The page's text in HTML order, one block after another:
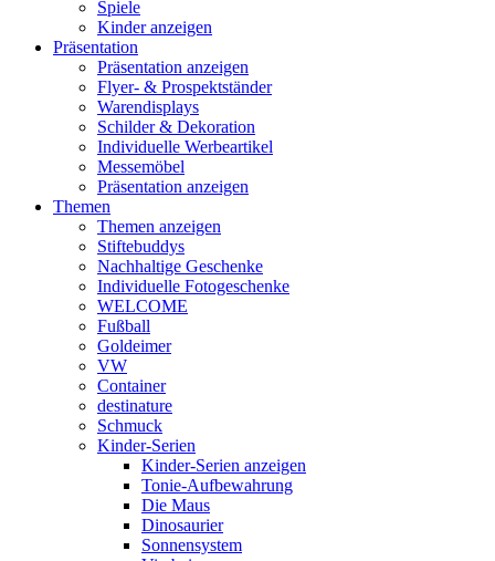
Spiele
Kinder anzeigen
Präsentation
Präsentation anzeigen
Flyer- & Prospektständer
Warendisplays
Schilder & Dekoration
Individuelle Werbeartikel
Messemöbel
Präsentation anzeigen
Themen
Themen anzeigen
Stiftebuddys
Nachhaltige Geschenke
Individuelle Fotogeschenke
WELCOME
Fußball
Goldeimer
VW
Container
destinature
Schmuck
Kinder-Serien
Kinder-Serien anzeigen
Tonie-Aufbewahrung
Die Maus
Dinosaurier
Sonnensystem